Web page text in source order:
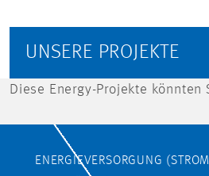
UNSERE PROJEKTE
Diese Energy-Projekte könnten
ENERGIEVERSORGUNG